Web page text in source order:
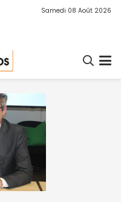
Samedi 08 Août 2026